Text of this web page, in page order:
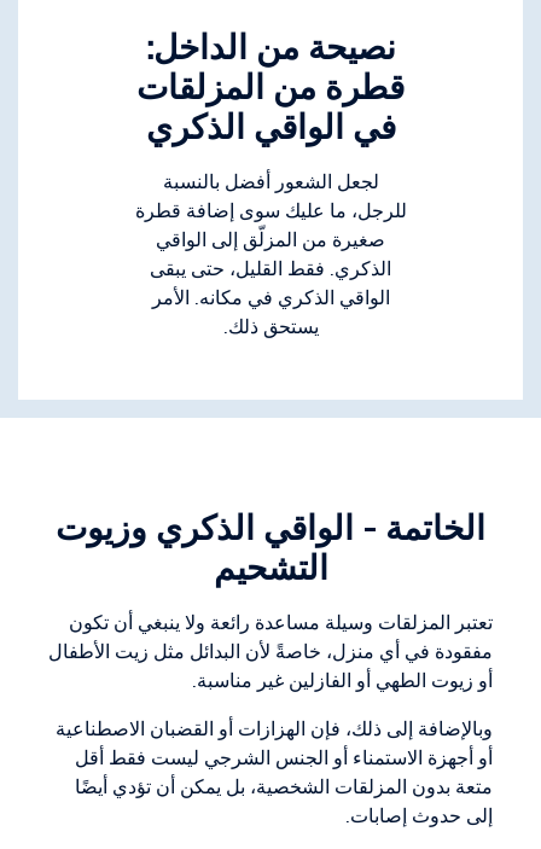
نصيحة من الداخل:
قطرة من المزلقات
في الواقي الذكري
لجعل الشعور أفضل بالنسبة
للرجل، ما عليك سوى إضافة قطرة
صغيرة من المزلّق إلى الواقي
الذكري. فقط القليل، حتى يبقى
الواقي الذكري في مكانه. الأمر
يستحق ذلك.
الخاتمة - الواقي الذكري وزيوت
التشحيم
تعتبر المزلقات وسيلة مساعدة رائعة ولا ينبغي أن تكون
مفقودة في أي منزل، خاصةً لأن البدائل مثل زيت الأطفال
أو زيوت الطهي أو الفازلين غير مناسبة.
وبالإضافة إلى ذلك، فإن الهزازات أو القضبان الاصطناعية
أو أجهزة الاستمناء أو الجنس الشرجي ليست فقط أقل
متعة بدون المزلقات الشخصية، بل يمكن أن تؤدي أيضًا
إلى حدوث إصابات.